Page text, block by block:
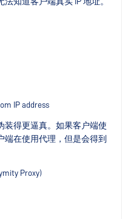
IP address
得更逼真。如果客户端使
端在使用代理，但是会得到
Proxy)